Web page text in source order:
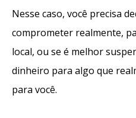
Nesse caso, você precisa
comprometer realmente,
local, ou se é melhor
dinheiro para algo que
para você.